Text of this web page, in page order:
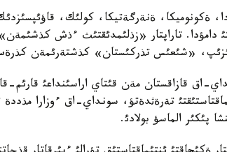
ةكونوميكا، ةنةرگةتيكا، كولئك،
دامؤدا. تاراپتار «زذلئمدئقتئث ءذش
«شئعئس تذركئستان» كذشتةرئمةن كذرةس
اق قازاقستان مةن قئتاي اراسئنداعئ قارئم-
تةرةثدةتؤ، سونداي-اق ءوزارا مذددة
پئكئر الماسؤ بولادئ.